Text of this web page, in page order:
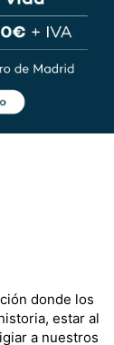
donde los
estar al
a nuestros